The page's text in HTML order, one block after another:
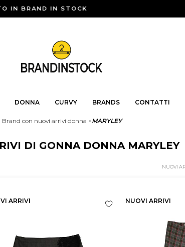
IN BRAND IN STOCK
DONNA CURVY BRANDS CONTATTI
Brand con nuovi arrivi donna >MARYLEY
DI GONNA DONNA MARYLEY
ARRIVI NUOVI ARRIVI